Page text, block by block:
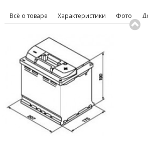
Всё о товаре Характеристики Фото